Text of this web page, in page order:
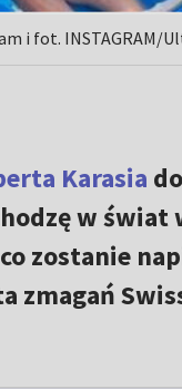
i fot. INSTAGRAM/
Karasia
w
zostanie
zmagań